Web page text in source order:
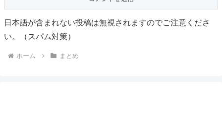
日本語が含まれない投稿は無視されますのでご注意くださ
い。（スパム対策）
ホーム まとめ